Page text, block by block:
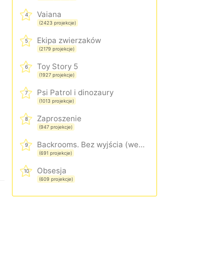
4 Vaiana
(2423 projekcje)
5 Ekipa zwierzaków
(2179 projekcje)
6 Toy Story 5
(1927 projekcje)
7 Psi Patrol i dinozaury
(1013 projekcje)
8 Zaproszenie
(947 projekcje)
9 Backrooms. Bez wyjścia (wersja rozszerzona)
(691 projekcje)
10 Obsesja
(609 projekcje)